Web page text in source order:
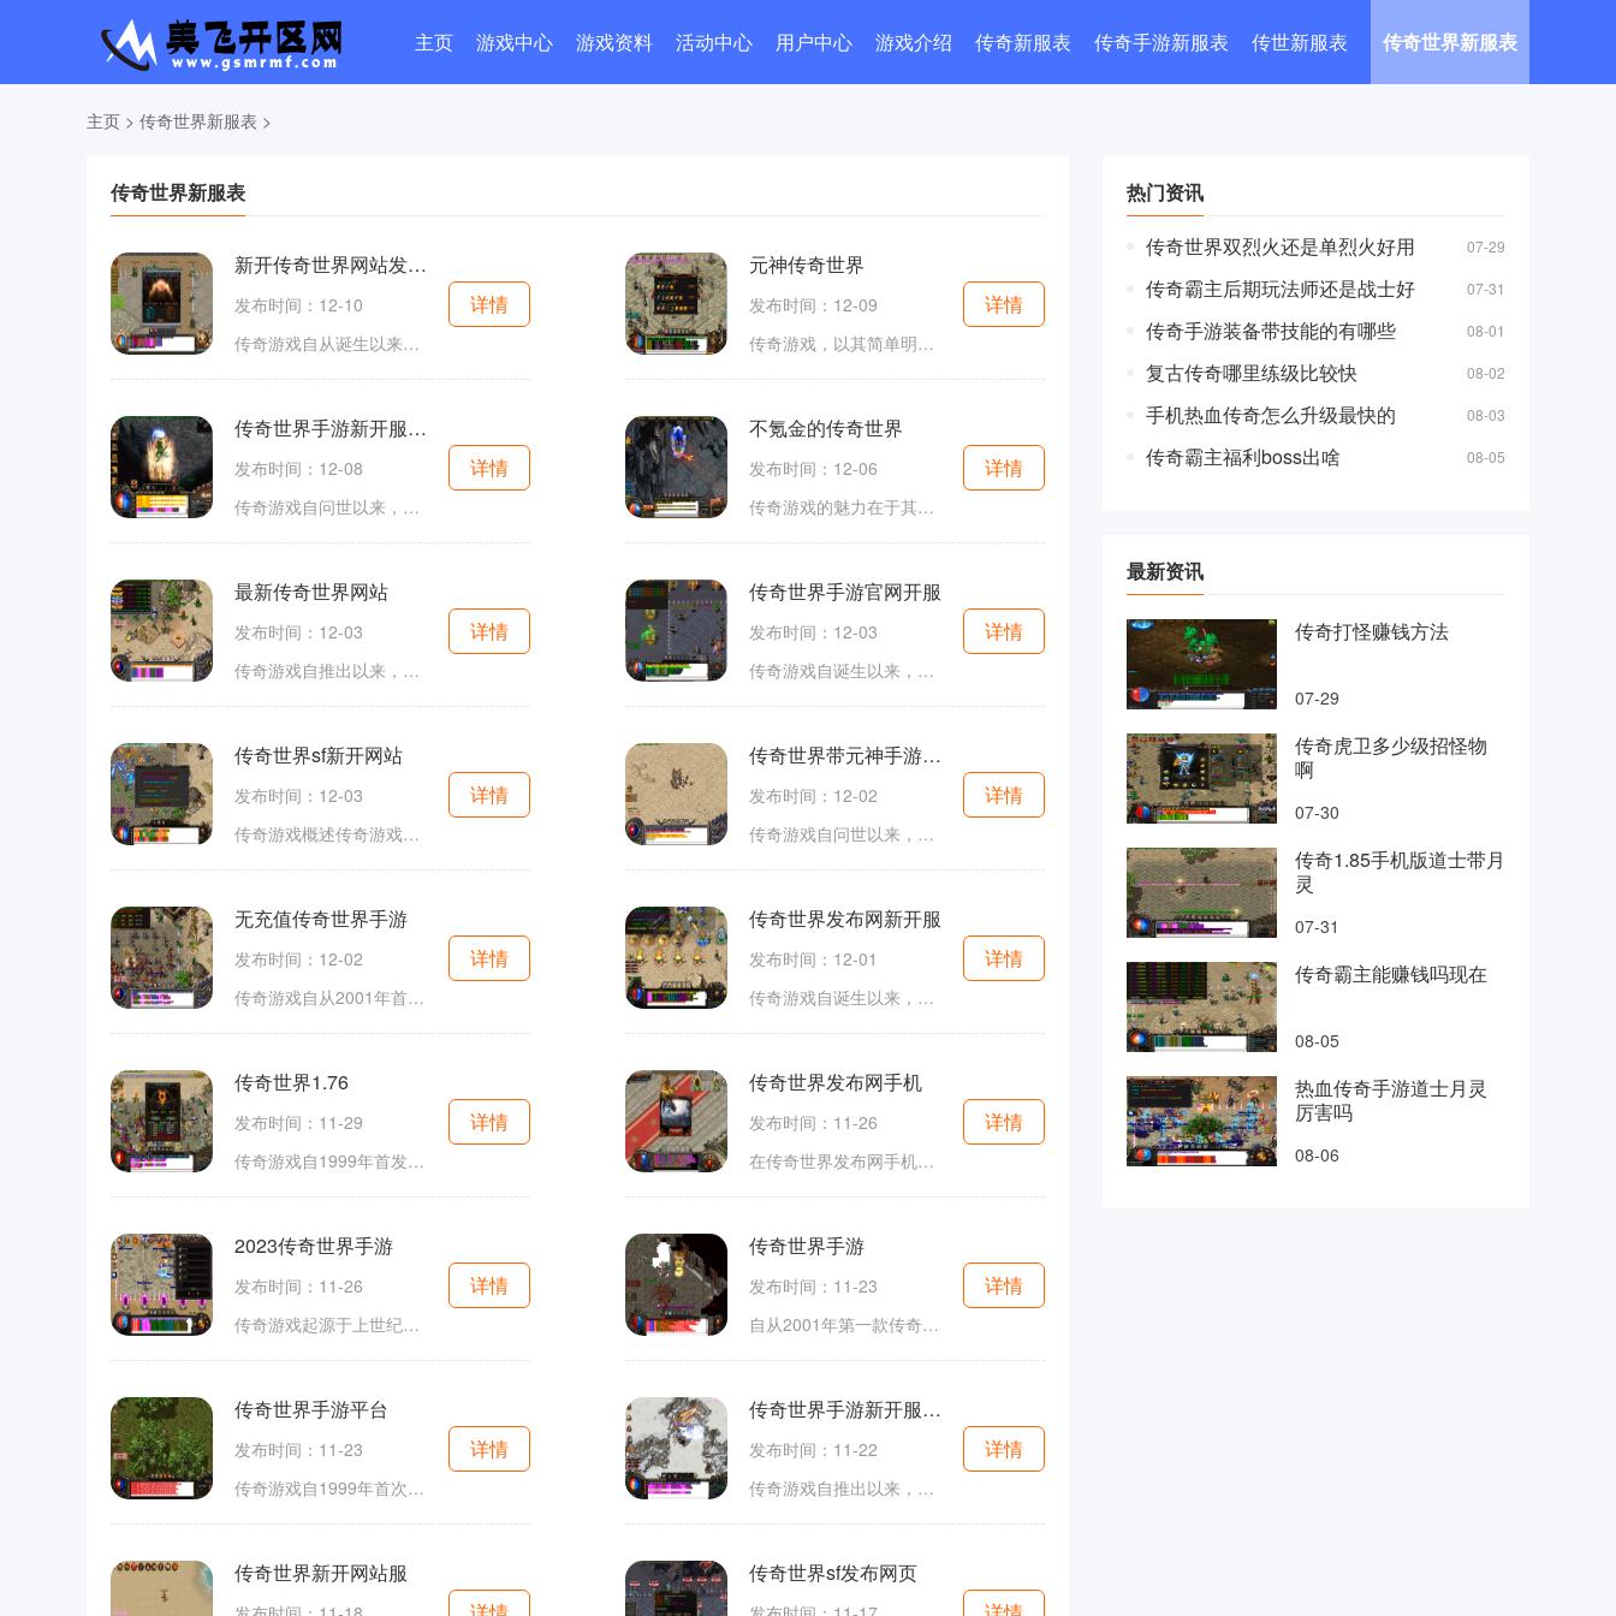
主页 游戏中心 游戏资料 活动中心 用户中心 游戏介绍 传奇新服表 传奇手游新服表 传世新服表 传奇世界新服表
主页 > 传奇世界新服表 >
传奇世界新服表
新开传奇世界网站发布站
发布时间：12-10
传奇游戏自从诞生以来，就以其自由度高、玩法多样化著称。在这个游戏中，玩家可以选择不同的职业角色，参与到激烈的战斗、丰富的任务以及社交互动中。无论是战士、法师还是道士，各个职业都有其独特的技能和特性，玩家可以根据自己的喜好进行选择和培养。在新
详情
元神传奇世界
发布时间：12-09
传奇游戏，以其简单明了的玩法和强烈的社交属性，成为了许多玩家心目中的经典。玩家在游戏中可以选择不同的职业，如战士、法师和道士，每个职业都有其独特的技能和发展路线。在元神传奇世界中，玩家不仅可以体验到经典的传奇战斗，还能通过不断的冒险与挑战，
详情
传奇世界手游新开服网站今日一区
发布时间：12-08
传奇游戏自问世以来，凭借其丰富的剧情、经典的玩法和深厚的社交系统，一直占据着玩家的心。在今日新区的开服中，玩家们不仅能够重温经典的游戏体验，还能感受到全新的游戏内容。角色扮演的元素让玩家能够在游戏中化身为勇士，接受任务、挑战敌人，提升自己的
详情
不氪金的传奇世界
发布时间：12-06
传奇游戏的魅力在于其开放的世界和自由度极高的角色发展。玩家在游戏中可以选择不同的职业，如战士、法师和道士，每个职业都有独特的技能和特点。战士以近战攻击为主，拥有强大的物理伤害输出；法师则以远程魔法攻击为主，能在战斗中造成范围伤害；而道士则兼
详情
最新传奇世界网站
发布时间：12-03
传奇游戏自推出以来，便以其独特的玩法和深厚的背景故事吸引了无数玩家。作为一款经典的角色扮演游戏，传奇世界不仅在玩法上创新，更在情感上与玩家产生了深刻的共鸣。无论是和朋友并肩作战，还是独自探索未知的地图，传奇世界总能让玩家体验到冒险的乐趣。在
详情
传奇世界手游官网开服
发布时间：12-03
传奇游戏自诞生以来，便以其独特的设定和精彩的剧情吸引着广大玩家。游戏中的角色扮演系统允许玩家选择不同的职业，如战士、法师和道士，各具特色的职业技能和属性为玩家的游戏体验增添了无尽的可能性。玩家不仅可以与朋友组队打怪，还可以通过PK系统与其他
详情
传奇世界sf新开网站
发布时间：12-03
传奇游戏概述传奇游戏是一款融合了角色扮演和多人在线元素的游戏。玩家在游戏中可以选择不同的职业，如战士、法师和道士，每个职业都有其独特的技能和属性。在传奇世界sf新开网站中，玩家可以享受到全新的游戏版本，体验更流畅的游戏过程和丰富的剧情设定。
详情
传奇世界带元神手游官方网
发布时间：12-02
传奇游戏自问世以来，便以其独特的玩法和丰富的剧情吸引了无数玩家。传奇世界带元神在保留经典传奇元素的基础上，加入了新的玩法和系统，使其更加符合现代玩家的需求。角色扮演的乐趣作为一款角色扮演游戏，传奇世界带元神为玩家提供了多样的职业选择，包括战
详情
无充值传奇世界手游
发布时间：12-02
传奇游戏自从2001年首次上线以来，便以其自由度高、玩法丰富而深受玩家喜爱。游戏中，玩家可以选择不同的职业，如战士、法师、道士等，每个职业都有独特的技能和发展路线。无充值传奇世界手游则将这一经典玩法进行了创新，打破了传统的充值模式，让更多玩
详情
传奇世界发布网新开服
发布时间：12-01
传奇游戏自诞生以来，就以其独特的玩法和丰富的剧情吸引了无数玩家。在这款角色扮演游戏中，玩家可以自由选择职业，进行角色的成长与发展。每个职业都有其独特的技能和特点，极大丰富了游戏的多样性。此次新开服，游戏版本更新至185级，增加了新的玩法和内
详情
传奇世界1.76
发布时间：11-29
传奇游戏自1999年首发以来，以其独特的玩法和引人入胜的故事情节吸引了大量玩家。传奇世界1.76作为其中的一款经典版本，继承了传奇系列的核心机制和玩法，结合了现代玩家的需求，创造出了一种复古却又不失新意的游戏体验。游戏的核心玩法主要围绕角色
详情
传奇世界发布网手机
发布时间：11-26
在传奇世界发布网手机中，玩家能够体验到高度自由的角色扮演。你可以选择不同的职业，如战士、法师或道士，每个职业都有其独特的技能和玩法。战士以高生命值和强大的近战攻击著称，适合喜欢冲锋陷阵的玩家；法师则擅长远程魔法攻击，适合策略型玩家；道士则在
详情
2023传奇世界手游
发布时间：11-26
传奇游戏起源于上世纪末，是一种以角色扮演为核心的多人在线游戏。这类游戏的最大特点是自由度高、社交性强，玩家可以在虚拟世界中自由探索、战斗和交流。2023传奇世界手游则将这一经典玩法进行了现代化改造，不仅优化了画面效果，还增强了游戏的互动性。
详情
传奇世界手游
发布时间：11-23
自从2001年第一款传奇游戏问世以来，它便开启了中国网络游戏的新时代。传奇游戏以其独特的玩法、丰富的社交系统和极具挑战性的战斗机制，吸引了无数玩家。随着时间的推移，这种类型的游戏逐渐演变，形成了今天我们所见的传奇世界手游。它不仅保留了经典元
详情
传奇世界手游平台
发布时间：11-23
传奇游戏自1999年首次上线以来，就以其开放的世界观、丰富的职业体系和多样化的玩法，迅速在玩家中间流行开来。在传奇世界中，玩家可以选择三种职业：战士、法师和道士，每个职业都有其独特的技能和玩法。这种职业的选择不仅影响了玩家的游戏风格，也使得
详情
传奇世界手游新开服网站传奇打金
发布时间：11-22
传奇游戏自推出以来，以其开放的世界观、自由的角色发展和多样的职业选择深受玩家喜爱。在传奇世界中，玩家可以选择不同的职业进行游戏，包括战士、法师和道士，每个职业都有其独特的技能和玩法，形成了三职业平衡的游戏机制。角色扮演的乐趣在传奇世界中，玩
详情
传奇世界新开网站服 传奇世界sf发布网页
热门资讯
传奇世界双烈火还是单烈火好用
07-29
传奇霸主后期玩法师还是战士好 07-31
传奇手游装备带技能的有哪些 08-01
复古传奇哪里练级比较快 08-02
手机热血传奇怎么升级最快的 08-03
传奇霸主福利boss出啥 08-05
最新资讯
传奇打怪赚钱方法
07-29
传奇虎卫多少级招怪物
啊
07-30
传奇1.85手机版道士带月
灵
07-31
传奇霸主能赚钱吗现在
08-05
热血传奇手游道士月灵
厉害吗
08-06